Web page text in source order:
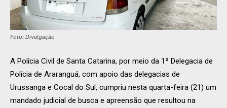
Foto: Divulgação
A Polícia Civil de Santa Catarina, por meio da 1ª Delegacia de
Polícia de Araranguá, com apoio das delegacias de
Urussanga e Cocal do Sul, cumpriu nesta quarta-feira (21) um
mandado judicial de busca e apreensão que resultou na